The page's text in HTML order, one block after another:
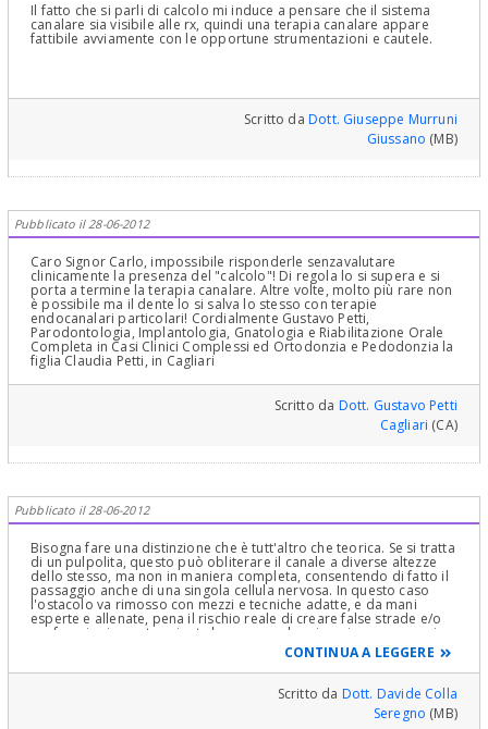
Il fatto che si parli di calcolo mi induce a pensare che il sistema
canalare sia visibile alle rx, quindi una terapia canalare appare
fattibile avviamente con le opportune strumentazioni e cautele.
Scritto daDott. Giuseppe Murruni
Giussano (MB)
Pubblicato il 28-06-2012
Caro Signor Carlo, impossibile risponderle senzavalutare
clinicamente la presenza del "calcolo"! Di regola lo si supera e si
porta a termine la terapia canalare. Altre volte, molto più rare non
è possibile ma il dente lo si salva lo stesso con terapie
endocanalari particolari! Cordialmente Gustavo Petti,
Parodontologia, Implantologia, Gnatologia e Riabilitazione Orale
Completa in Casi Clinici Complessi ed Ortodonzia e Pedodonzia la
figlia Claudia Petti, in Cagliari
Scritto da Dott. Gustavo Petti
Cagliari (CA)
Pubblicato il 28-06-2012
Bisogna fare una distinzione che è tutt'altro che teorica. Se si tratta
di un pulpolita, questo può obliterare il canale a diverse altezze
dello stesso, ma non in maniera completa, consentendo di fatto il
passaggio anche di una singola cellula nervosa. In questo caso
l'ostacolo va rimosso con mezzi e tecniche adatte, e da mani
esperte e allenate, pena il rischio reale di creare false strade e/o
perforazioni, e va terminata la cura canalare in apice come se si
trattasse di qualsiasi altro dente. Se invece si tratta di un tappo di
dentina reattiva, il canale può essere completamente obliterato e
la terapia può terminare all'ostacolo senza cercare di procedere
oltre, innescando i rischi che ho sopra descritto. Stabilire quale dei
due problemi abbia il suo dente è una diagnosi essenzialmente
radiografica e clinica, eventualmente con radiografie sproiettate e
CONTINUA A LEGGERE
Scritto da Dott. Davide Colla
Seregno (MB)